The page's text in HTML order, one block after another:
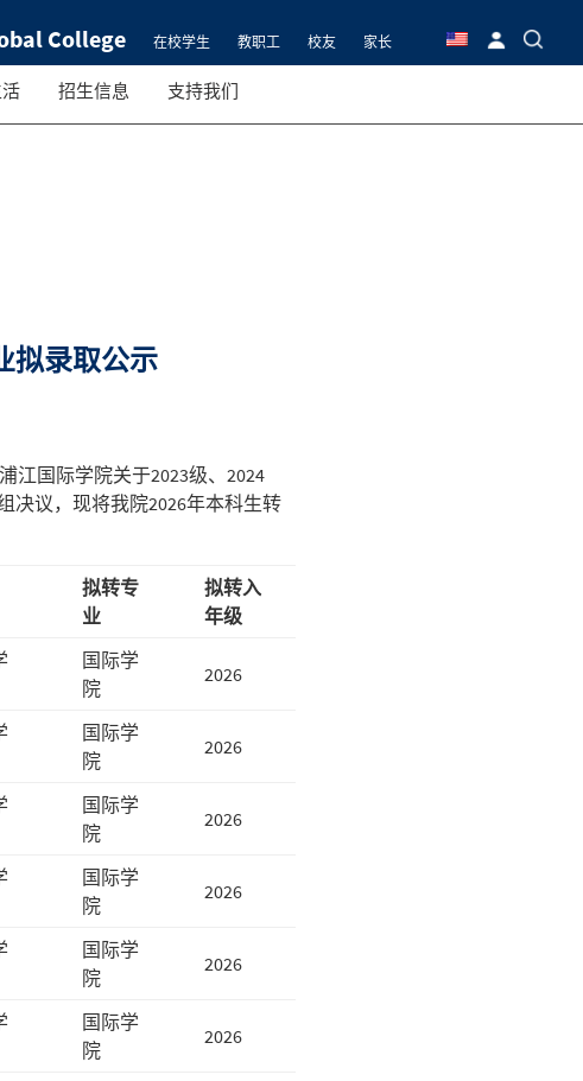
College 在校学生 教职工 校友 家长
招生信息 支持我们
拟录取公示
江国际学院关于2023级、2024
决议，现将我院2026年本科生转
拟转专
业
拟转入
年级
国际学
院
2026
国际学
院
2026
国际学
院
2026
国际学
院
2026
国际学
院
2026
国际学
院
2026